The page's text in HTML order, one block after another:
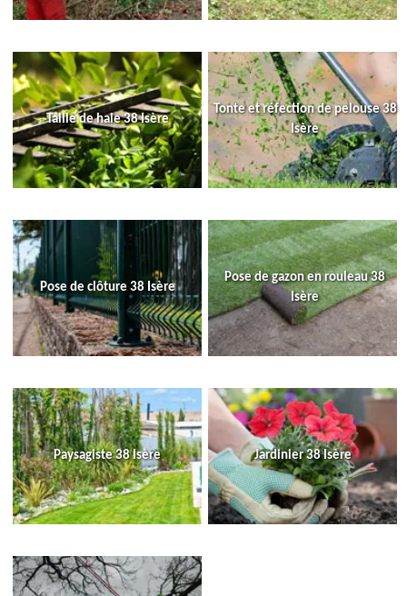
Taille de haie 38 Isère
Tonte et réfection de pelouse 38
Isère
Pose de clôture 38 Isère
Pose de gazon en rouleau 38
Isère
Paysagiste 38 Isère Jardinier 38 Isère